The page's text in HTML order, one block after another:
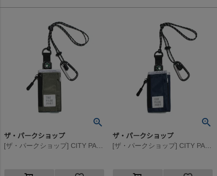
ザ・パークショップ ザ・パークショップ